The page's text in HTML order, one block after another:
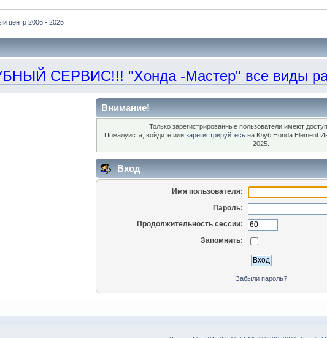
центр 2006 - 2025
СЕРВИС!!! "Хонда -Мастер" все виды
Внимание!
Только зарегистрированные пользователи имеют
Пожалуйста, войдите илизарегистрируйтесь на Клуб Honda Element
2025.
Вход
Имя пользователя:
Пароль:
Продолжительность сессии:
Запомнить:
Забыли пароль?